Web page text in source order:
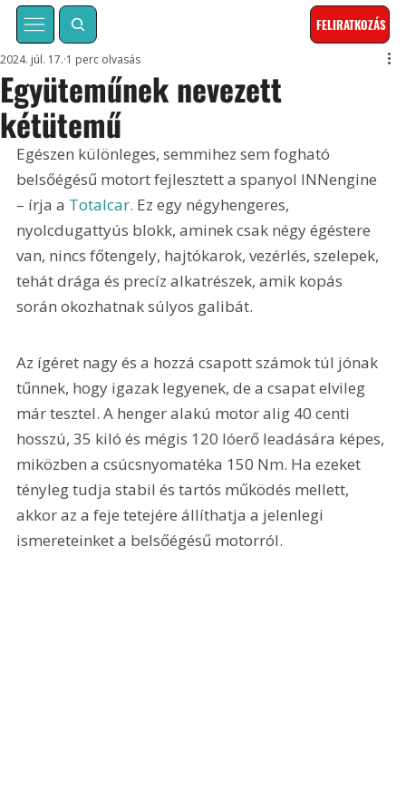
FELIRATKOZÁS
Együteműnek nevezett
kétütemű
2024. júl. 17. 1 perc olvasás
Egészen különleges, semmihez sem fogható
belsőégésű motort fejlesztett a spanyol INNengine
– írja a Totalcar. Ez egy négyhengeres,
nyolcdugattyús blokk, aminek csak négy égéstere
van, nincs főtengely, hajtókarok, vezérlés, szelepek,
tehát drága és precíz alkatrészek, amik kopás
során okozhatnak súlyos galibát.
Az ígéret nagy és a hozzá csapott számok túl jónak
tűnnek, hogy igazak legyenek, de a csapat elvileg
már tesztel. A henger alakú motor alig 40 centi
hosszú, 35 kiló és mégis 120 lóerő leadására képes,
miközben a csúcsnyomatéka 150 Nm. Ha ezeket
tényleg tudja stabil és tartós működés mellett,
akkor az a feje tetejére állíthatja a jelenlegi
ismereteinket a belsőégésű motorról.